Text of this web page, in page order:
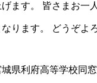
げます。 皆さまお
なります。 どうぞよ
城県利府高等学校同